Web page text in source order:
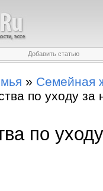
Добавить статью
» Семейная
по уходу за
по